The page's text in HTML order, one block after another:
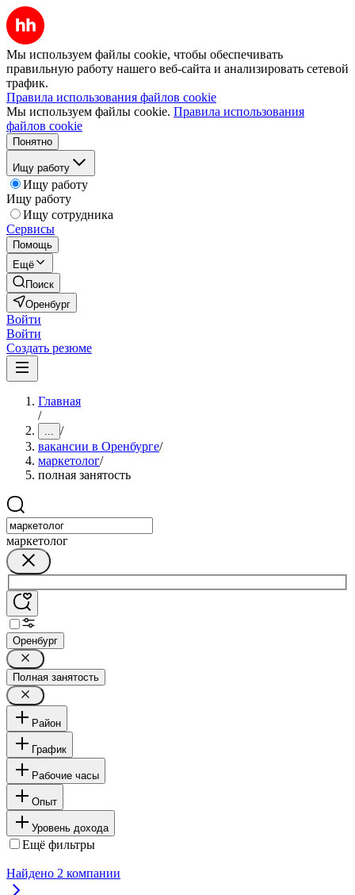
Мы используем файлы cookie, чтобы обеспечивать
правильную работу нашего веб-сайта и анализировать сетевой
трафик.
Правила использования файлов cookie
Мы используем файлы cookie. Правила использования
файлов cookie
Понятно
Ищу работу
Ищу работу
Ищу работу
Ищу сотрудника
Сервисы
Помощь
Ещё
Поиск
Оренбург
Войти
Войти
Создать резюме
Главная
/
... /
вакансии в Оренбурге/
маркетолог/
полная занятость
маркетолог
Оренбург
Полная занятость
Район
График
Рабочие часы
Опыт
Уровень дохода
Ещё фильтры
Найдено 2 компании